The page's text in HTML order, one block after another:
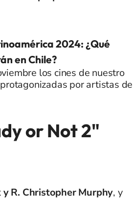
2024: ¿Qué
en Chile?
los cines de nuestro
por artistas de
or Not 2"
y R. Christopher Murphy, y